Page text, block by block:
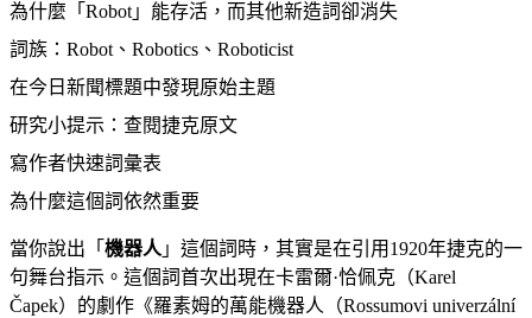
為什麼「Robot」能存活，而其他新造詞卻消失
詞族：Robot、Robotics、Roboticist
在今日新聞標題中發現原始主題
研究小提示：查閱捷克原文
寫作者快速詞彙表
為什麼這個詞依然重要
當你說出「 機器人 」這個詞時，其實是在引用1920年捷克的一
句舞台指示。這個詞首次出現在卡雷爾·恰佩克（Karel
Čapek）的劇作《羅素姆的萬能機器人（Rossumovi univerzální